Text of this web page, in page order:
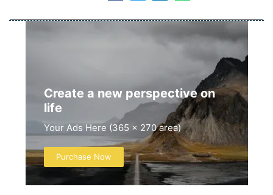
Create a new perspective on
life
Your Ads Here (365 x 270 area)
Purchase Now